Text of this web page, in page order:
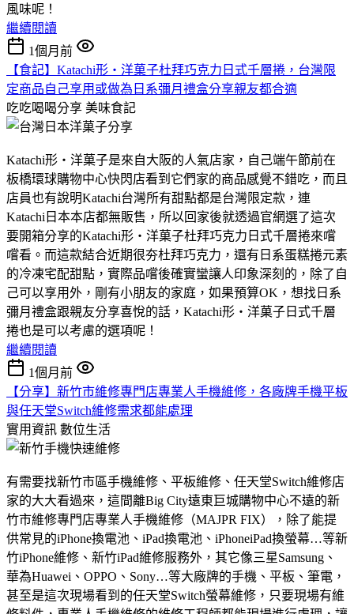
風味呢！
繼續閱讀
1個月前
【食記】Katachi形‧洋菓子杜拜巧克力日式千層捲，台灣限
定商品自己享用或做為日系彌月禮盒分享親友都合適
吃吃喝喝分享 美味食記
Katachi形‧洋菓子是來自大阪的人氣店家，自己端午節前在
板橋環球購物中心快閃店看到它們家的商品感覺不錯吃，而且
店員也有說明Katachi台灣所有甜點都是台灣限定款，連
Katachi日本本店都無販售，所以回家後就透過官網選了這次
要開箱分享的Katachi形‧洋菓子杜拜巧克力日式千層捲來嚐
嚐看。而這款結合近期很夯杜拜巧克力，還有日系蛋糕捲元素
的冷凍宅配甜點，實際品嚐後確實蠻讓人印象深刻的，除了自
己可以享用外，剛有小朋友的家庭，如果預算OK，想找日系
彌月禮盒跟親友分享喜悅的話，Katachi形‧洋菓子日式千層
捲也是可以考慮的選項呢！
繼續閱讀
1個月前
【分享】新竹市維修專門店專業人手機維修，各廠牌手機平板
與任天堂Switch維修需求都能處理
實用資訊 數位生活
有需要找新竹市區手機維修、平板維修、任天堂Switch維修店
家的大大看過來，這間離Big City遠東巨城購物中心不遠的新
竹市維修專門店專業人手機維修（MAJPR FIX），除了能提
供常見的iPhone換電池、iPad換電池、iPhoneiPad換螢幕…等新
竹iPhone維修、新竹iPad維修服務外，其它像三星Samsung、
華為Huawei、OPPO、Sony…等大廠牌的手機、平板、筆電，
甚至是這次現場看到的任天堂Switch螢幕維修，只要現場有維